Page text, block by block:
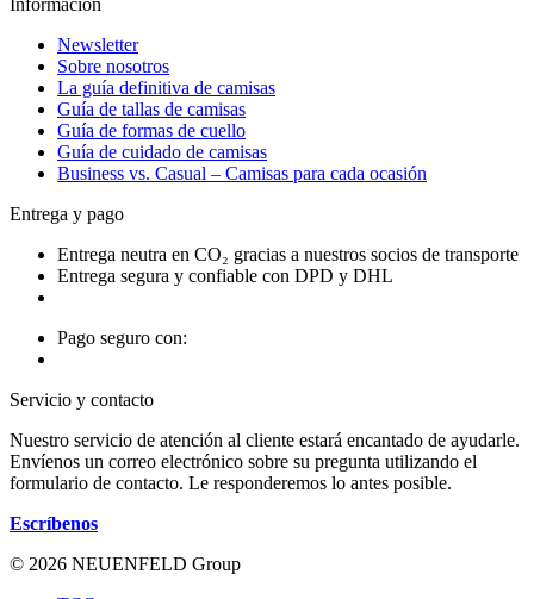
Newsletter
Sobre nosotros
La guía definitiva de camisas
Guía de tallas de camisas
Guía de formas de cuello
Guía de cuidado de camisas
Business vs. Casual – Camisas para cada ocasión
Entrega y pago
Entrega neutra en CO₂ gracias a nuestros socios de transporte
Entrega segura y confiable con DPD y DHL
Pago seguro con:
Servicio y contacto
Nuestro servicio de atención al cliente estará encantado de ayudarle.
Envíenos un correo electrónico sobre su pregunta utilizando el
formulario de contacto. Le responderemos lo antes posible.
Escríbenos
© 2026 NEUENFELD Group